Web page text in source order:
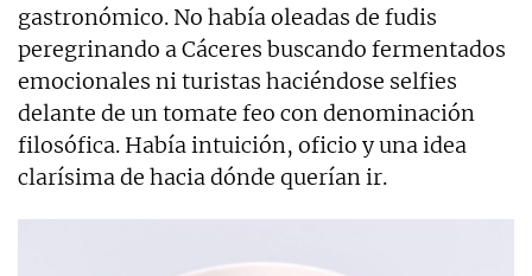
gastronómico. No había oleadas de fudis
peregrinando a Cáceres buscando fermentados
emocionales ni turistas haciéndose selfies
delante de un tomate feo con denominación
filosófica. Había intuición, oficio y una idea
clarísima de hacia dónde querían ir.